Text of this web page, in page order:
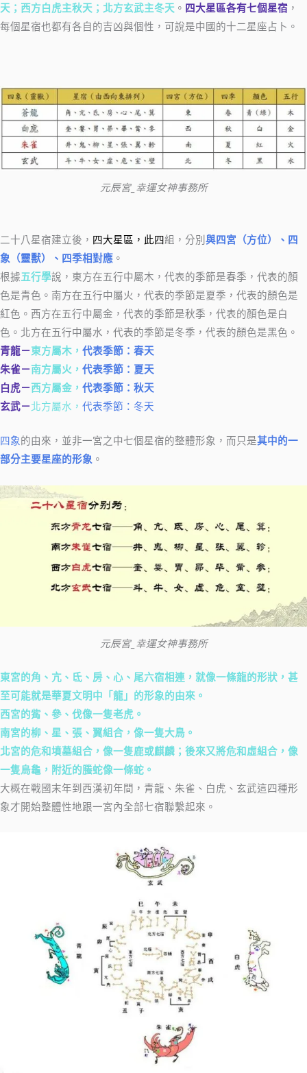
天；西方白虎主秋天；北方玄武主冬天 。 四大星區各有七個星宿 ，
每個星宿也都有各自的吉凶與個性，可說是中國的十二星座占卜。
元辰宮_幸運女神事務所
二十八星宿建立後， 四大星區，此四組，分別 與四宮（方位）、四
象（靈獸）、四季相對應 。
根據五行學說，東方在五行中屬木，代表的季節是春季，代表的顏
色是青色。南方在五行中屬火，代表的季節是夏季，代表的顏色是
紅色。西方在五行中屬金，代表的季節是秋季，代表的顏色是白
色。北方在五行中屬水，代表的季節是冬季，代表的顏色是黑色。
青龍－東方屬木， 代表季節：春天
朱雀－南方屬火， 代表季節：夏天
白虎－西方屬金， 代表季節：秋天
玄武－北方屬水， 代表季節：冬天
四象 的由來，並非一宮之中七個星宿的整體形象，而只是其中的一
部分主要星座的形象 。
元辰宮_幸運女神事務所
東宮的角、亢、氐、房、心、尾六宿相連，就像一條龍的形狀，甚
至可能就是華夏文明中「龍」的形象的由來。
西宮的觜、參、伐像一隻老虎。
南宮的柳、星、張、翼組合，像一隻大鳥。
北宮的危和墳墓組合，像一隻鹿或麒麟；後來又將危和虛組合，像
一隻烏龜，附近的螣蛇像一條蛇。
大概在戰國末年到西漢初年間，青龍、朱雀、白虎、玄武這四種形
象才開始整體性地跟一宮內全部七宿聯繫起來。